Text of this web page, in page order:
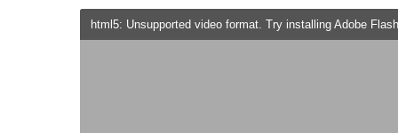
html5: Unsupported video format. Try installing Adobe